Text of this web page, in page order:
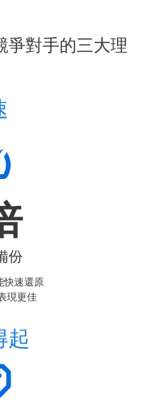
對手的三大理
份
快速還原
現更佳
起